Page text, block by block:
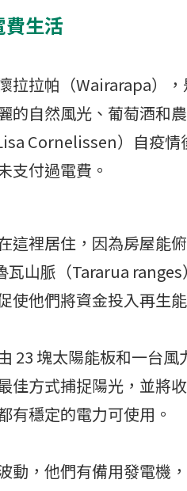
費生活
拉拉帕（Wairarapa）
的自然風光、葡萄酒和
Cornelissen）自疫
支付過電費。
這裡居住，因為房屋能
山脈（Tararua
使他們將資金投入再生
23 塊太陽能板和一台
佳方式捕捉陽光，並將
有穩定的電力可使用。
動，他們有備用發電機